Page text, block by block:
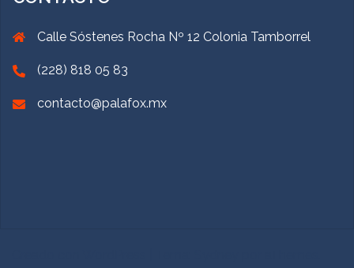
Calle Sóstenes Rocha Nº 12 Colonia Tamborrel
(228) 818 05 83
contacto@palafox.mx